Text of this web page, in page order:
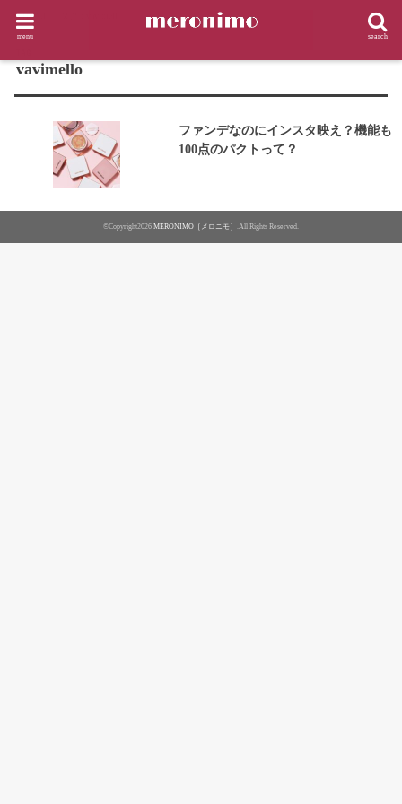
search
menu
HOME
vavimello
ファンデなのにインスタ映え？機能も
100点のパクトって？
©Copyright2026 MERONIMO［メロニモ］ .All Rights Reserved.